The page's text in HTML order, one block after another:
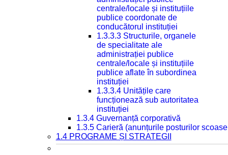
centrale/locale și instituțiile
publice coordonate de
conducătorul instituției
1.3.3.3 Structurile, organele
de specialitate ale
administrației publice
centrale/locale și instituțiile
publice aflate în subordinea
instituției
1.3.3.4 Unitățile care
funcționează sub autoritatea
instituției
1.3.4 Guvernanță corporativă
1.3.5 Carieră (anunțurile posturilor
1.4 PROGRAME ȘI STRATEGII